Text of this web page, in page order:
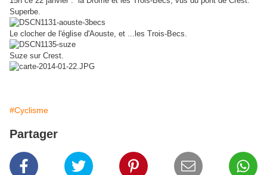
Superbe.
Le clocher de l'église d'Aouste, et ...les Trois-Becs.
Suze sur Crest.
#Cyclisme
Partager